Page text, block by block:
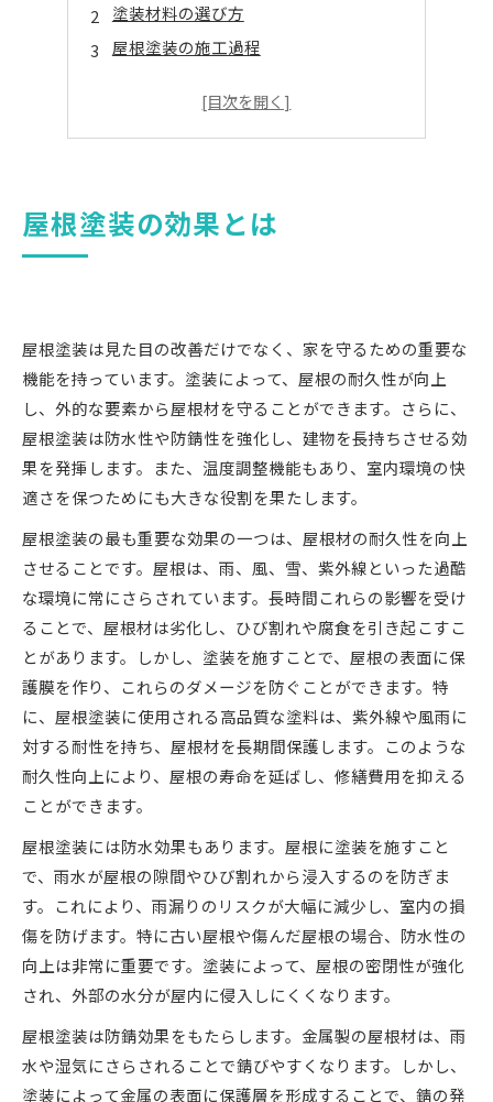
塗装材料の選び方
屋根塗装の施工過程
屋根塗装後長持ちさせるために
会社概要
屋根塗装の効果とは
屋根塗装は見た目の改善だけでなく、家を守るための重要な
機能を持っています。塗装によって、屋根の耐久性が向上
し、外的な要素から屋根材を守ることができます。さらに、
屋根塗装は防水性や防錆性を強化し、建物を長持ちさせる効
果を発揮します。また、温度調整機能もあり、室内環境の快
適さを保つためにも大きな役割を果たします。
屋根塗装の最も重要な効果の一つは、屋根材の耐久性を向上
させることです。屋根は、雨、風、雪、紫外線といった過酷
な環境に常にさらされています。長時間これらの影響を受け
ることで、屋根材は劣化し、ひび割れや腐食を引き起こすこ
とがあります。しかし、塗装を施すことで、屋根の表面に保
護膜を作り、これらのダメージを防ぐことができます。特
に、屋根塗装に使用される高品質な塗料は、紫外線や風雨に
対する耐性を持ち、屋根材を長期間保護します。このような
耐久性向上により、屋根の寿命を延ばし、修繕費用を抑える
ことができます。
屋根塗装には防水効果もあります。屋根に塗装を施すこと
で、雨水が屋根の隙間やひび割れから浸入するのを防ぎま
す。これにより、雨漏りのリスクが大幅に減少し、室内の損
傷を防げます。特に古い屋根や傷んだ屋根の場合、防水性の
向上は非常に重要です。塗装によって、屋根の密閉性が強化
され、外部の水分が屋内に侵入しにくくなります。
屋根塗装は防錆効果をもたらします。金属製の屋根材は、雨
水や湿気にさらされることで錆びやすくなります。しかし、
塗装によって金属の表面に保護層を形成することで、錆の発